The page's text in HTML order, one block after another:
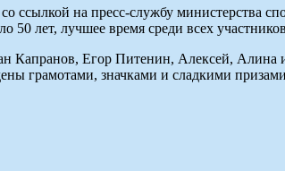
на пресс-службу министерства
50 лет, лучшее время среди всех
Капранов, Егор Питенин, Алексей,
грамотами, значками и сладкими